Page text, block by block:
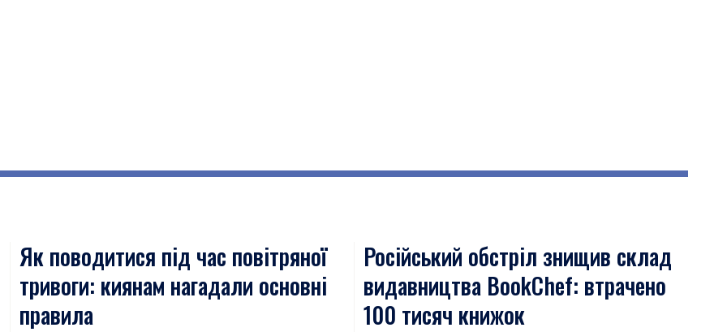
Як поводитися під час повітряної
тривоги: киянам нагадали основні
правила
Російський обстріл знищив склад
видавництва BookChef: втрачено
100 тисяч книжок